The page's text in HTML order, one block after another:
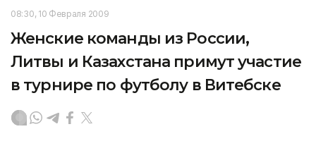
08:30, 10 Февраля 2009
Женские команды из России,
Литвы и Казахстана примут участие
в турнире по футболу в Витебске